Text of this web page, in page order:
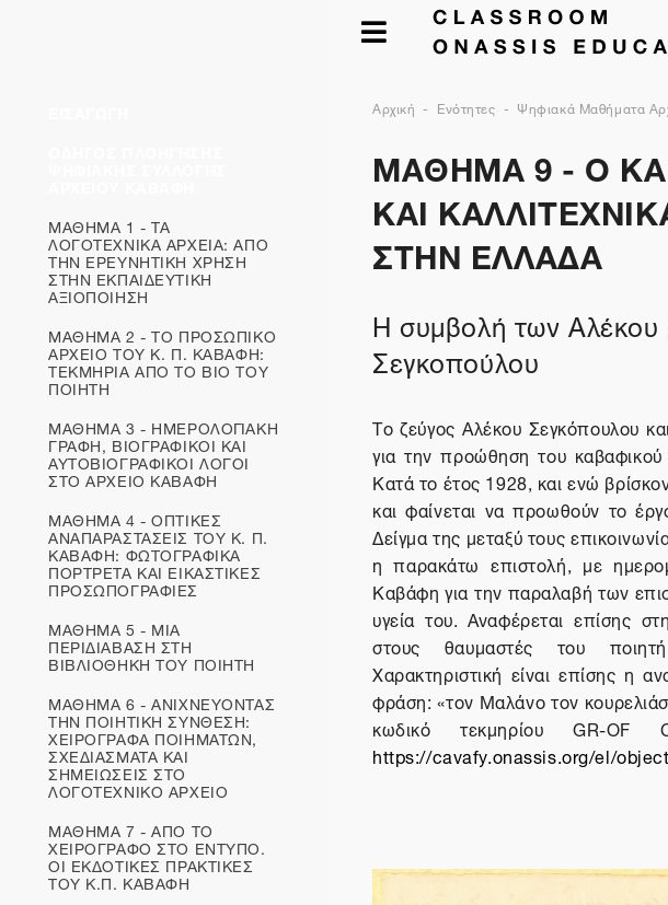
Αρχική Ενότητες Ψηφιακά Μαθήματα
ΜΑΘΗΜΑ 9 - Ο
ΚΑΙ
ΣΤΗΝ ΕΛΛΑΔΑ
Η συμβολή των Αλέκου
Σεγκοπούλου
Το ζεύγος Αλέκου Σεγκόπουλου
για την προώθηση του
Κατά το έτος 1928, και ενώ
και φαίνεται να προωθούν το
Δείγμα της μεταξύ τους
η παρακάτω επιστολή, με
Καβάφη για την παραλαβή των
υγεία του. Αναφέρεται επίσης
στους θαυμαστές του
Χαρακτηριστική είναι επίσης
φράση: «τον Μαλάνο τον
κωδικό τεκμηρίου GR-OF
https://cavafy.onassis.org/el/
ΜΑΘΗΜΑ 1 - ΤΑ
ΛΟΓΟΤΕΧΝΙΚΑ ΑΡΧΕΙΑ: ΑΠΟ
ΤΗΝ ΕΡΕΥΝΗΤΙΚΗ ΧΡΗΣΗ
ΣΤΗΝ ΕΚΠΑΙΔΕΥΤΙΚΗ
ΑΞΙΟΠΟΙΗΣΗ
ΜΑΘΗΜΑ 2 - ΤΟ ΠΡΟΣΩΠΙΚΟ
ΑΡΧΕΙΟ ΤΟΥ Κ. Π. ΚΑΒΑΦΗ:
ΤΕΚΜΗΡΙΑ ΑΠΟ ΤΟ ΒΙΟ ΤΟΥ
ΠΟΙΗΤΗ
ΜΑΘΗΜΑ 3 - ΗΜΕΡΟΛΟΓΙΑΚΗ
ΓΡΑΦΗ, ΒΙΟΓΡΑΦΙΚΟΙ ΚΑΙ
ΑΥΤΟΒΙΟΓΡΑΦΙΚOΙ ΛΟΓΟΙ
ΣΤΟ ΑΡΧΕΙΟ ΚΑΒΑΦΗ
ΜΑΘΗΜΑ 4 - ΟΠΤΙΚΕΣ
ΑΝΑΠΑΡΑΣΤΑΣΕΙΣ ΤΟΥ Κ. Π.
ΚΑΒΑΦΗ: ΦΩΤΟΓΡΑΦΙΚΑ
ΠΟΡΤΡΕΤΑ ΚΑΙ ΕΙΚΑΣΤΙΚΕΣ
ΠΡΟΣΩΠΟΓΡΑΦΙΕΣ
ΜΑΘΗΜΑ 5 - ΜΙΑ
ΠΕΡΙΔΙΑΒΑΣΗ ΣΤΗ
ΒΙΒΛΙΟΘΗΚΗ ΤΟΥ ΠΟΙΗΤΗ
ΜΑΘΗΜΑ 6 - ΑΝΙΧΝΕΥΟΝΤΑΣ
ΤΗΝ ΠΟΙΗΤΙΚΗ ΣΥΝΘΕΣΗ:
ΧΕΙΡΟΓΡΑΦΑ ΠΟΙΗΜΑΤΩΝ,
ΣΧΕΔΙΑΣΜΑΤΑ ΚΑΙ
ΣΗΜΕΙΩΣΕΙΣ ΣΤΟ
ΛΟΓΟΤΕΧΝΙΚΟ ΑΡΧΕΙΟ
ΜΑΘΗΜΑ 7 - ΑΠΟ ΤΟ
ΧΕΙΡΟΓΡΑΦΟ ΣΤΟ ΕΝΤΥΠΟ.
ΟΙ ΕΚΔΟΤΙΚΕΣ ΠΡΑΚΤΙΚΕΣ
ΤΟΥ Κ.Π. ΚΑΒΑΦΗ